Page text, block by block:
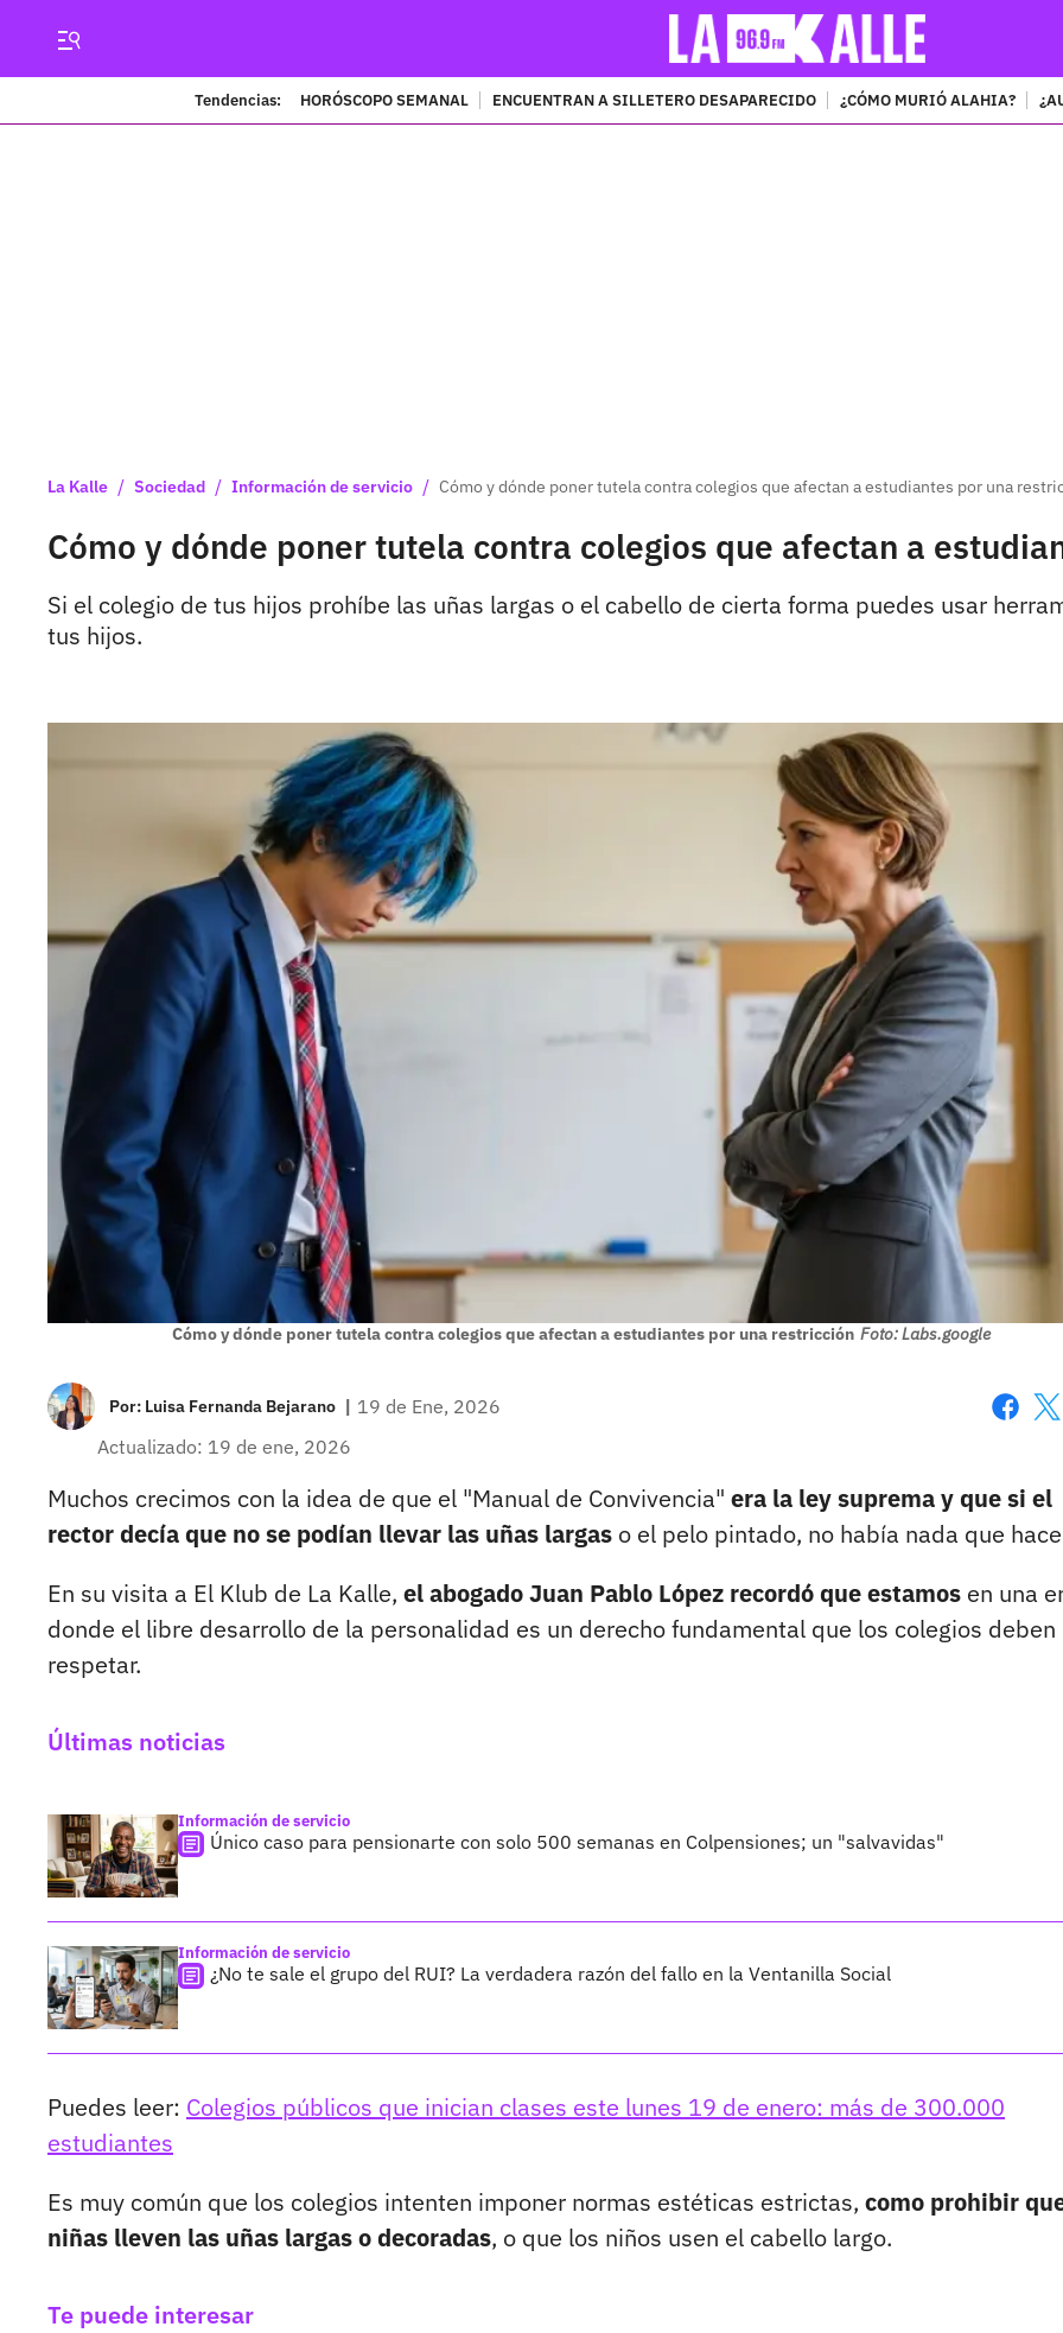
Tendencias: HORÓSCOPO SEMANAL ENCUENTRAN A SILLETERO DESAPARECIDO ¿CÓMO MURIÓ ALAHIA?
La Kalle / Sociedad / Información de servicio / Cómo y dónde poner tutela contra colegios que afectan a estudiantes por una
Cómo y dónde poner tutela contra colegios que afectan a
Si el colegio de tus hijos prohíbe las uñas largas o el cabello de cierta forma puedes usar
tus hijos.
Cómo y dónde poner tutela contra colegios que afectan a estudiantes por una restricción Foto: Labs.google
Por: Luisa Fernanda Bejarano | 19 de Ene, 2026
Actualizado: 19 de ene, 2026
Muchos crecimos con la idea de que el "Manual de Convivencia" era la ley suprema y que si el
rector decía que no se podían llevar las uñas largas o el pelo pintado, no había nada que
En su visita a El Klub de La Kalle, el abogado Juan Pablo López recordó que estamos en una
donde el libre desarrollo de la personalidad es un derecho fundamental que los colegios deben
respetar.
Últimas noticias
Información de servicio
Único caso para pensionarte con solo 500 semanas en Colpensiones; un "salvavidas"
Información de servicio
¿No te sale el grupo del RUI? La verdadera razón del fallo en la Ventanilla Social
Puedes leer: Colegios públicos que inician clases este lunes 19 de enero: más de 300.000
estudiantes
Es muy común que los colegios intenten imponer normas estéticas estrictas, como prohibir
niñas lleven las uñas largas o decoradas, o que los niños usen el cabello largo.
Te puede interesar